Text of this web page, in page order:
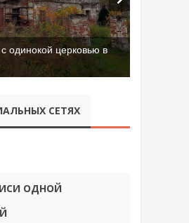
одинокой церковью в
часть имени Сухэ-
СЕТЯХ
ОДНОЙ